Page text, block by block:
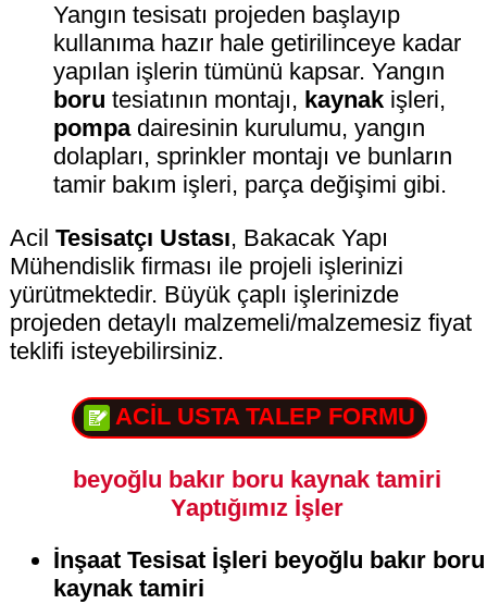
Yangın tesisatı projeden başlayıp
kullanıma hazır hale getirilinceye kadar
yapılan işlerin tümünü kapsar. Yangın
boru tesiatının montajı, kaynak işleri,
pompadairesinin kurulumu, yangın
dolapları, sprinkler montajı ve bunların
tamir bakım işleri, parça değişimi gibi.
AcilTesisatçı Ustası, Bakacak Yapı
Mühendislik firması ile projeli işlerinizi
yürütmektedir. Büyük çaplı işlerinizde
projeden detaylı malzemeli/malzemesiz fiyat
teklifi isteyebilirsiniz.
ACİL USTA TALEP FORMU
beyoğlu bakır boru kaynak tamiri
Yaptığımız İşler
İnşaat Tesisat İşleri beyoğlu bakır boru
kaynak tamiri